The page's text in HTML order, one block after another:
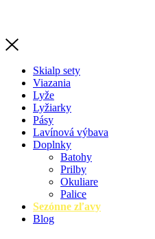
Skialp sety
Viazania
Lyže
Lyžiarky
Pásy
Lavínová výbava
Doplnky
Batohy
Prilby
Okuliare
Palice
Sezónne zľavy
Blog